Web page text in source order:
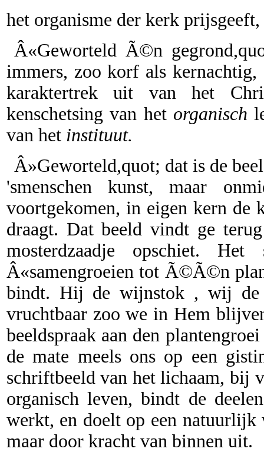
het organisme der kerk
Â«Geworteld Ã©n
immers, zoo korf als
karaktertrek uit van het
kenschetsing van hetorganisch
van hetinstituut.
Â»Geworteld,quot; dat is de
'smenschen kunst, maar
voortgekomen, in eigen kern de
draagt. Dat beeld vindt ge
mosterdzaadje opschiet.
Â«samengroeien tot Ã©Ã©n
bindt. Hij de wijnstok , wij de
vruchtbaar zoo we in Hem
beeldspraak aan den
de mate meels ons op een
schriftbeeld van het lichaam, bij
organisch leven, bindt de
werkt, en doelt op een natuurlijk
maar door kracht van binnen uit.